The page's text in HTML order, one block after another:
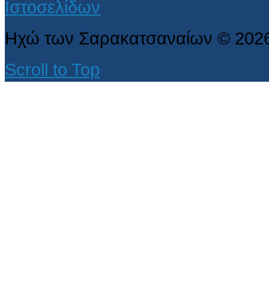
Ηχώ των Σαρακατσαναίων ©
Scroll to Top